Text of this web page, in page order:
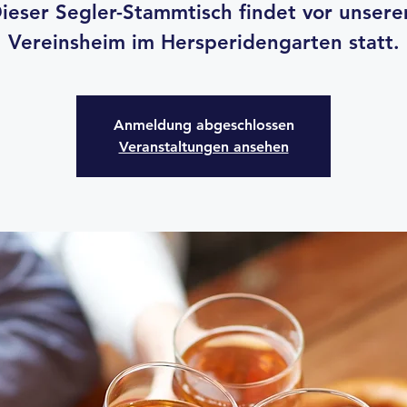
Segler-Stammtisch findet vor
Vereinsheim im Hersperidengarten statt.
Anmeldung abgeschlossen
Veranstaltungen ansehen